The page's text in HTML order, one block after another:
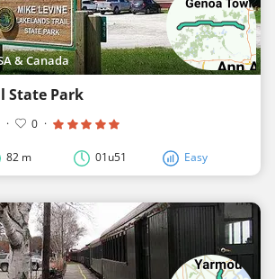
& Canada
State Park
· 0 ·
82 m 01u51 Easy